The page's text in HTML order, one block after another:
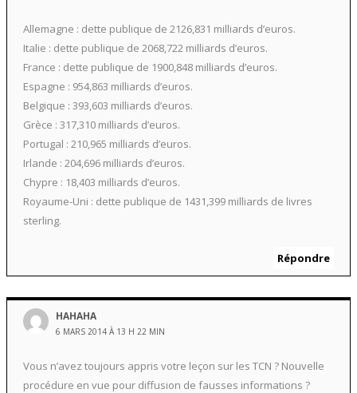
Allemagne : dette publique de 2126,831 milliards d’euros.
Italie : dette publique de 2068,722 milliards d’euros.
France : dette publique de 1900,848 milliards d’euros.
Espagne : 954,863 milliards d’euros.
Belgique : 393,603 milliards d’euros.
Grèce : 317,310 milliards d’euros.
Portugal : 210,965 milliards d’euros.
Irlande : 204,696 milliards d’euros.
Chypre : 18,403 milliards d’euros.
Royaume-Uni : dette publique de 1431,399 milliards de livres
sterling.
Répondre
HAHAHA
6 MARS 2014 À 13 H 22 MIN
Vous n’avez toujours appris votre leçon sur les TCN ? Nouvelle
procédure en vue pour diffusion de fausses informations ?